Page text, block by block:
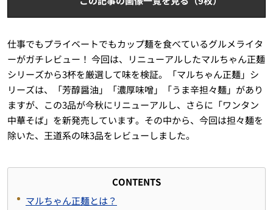
仕事でもプライベートでもカップ麺を食べているグルメライタ
ーがガチレビュー！ 今回は、リニューアルしたマルちゃん正麺
シリーズから3杯を厳選して味を検証。「マルちゃん正麺」シ
リーズは、「芳醇醤油」「濃厚味噌」「うま辛担々麺」があり
ますが、この3品が今秋にリニューアルし、さらに「ワンタン
中華そば」を新発売しています。その中から、今回は担々麺を
除いた、王道系の味3品をレビューしました。
CONTENTS
マルちゃん正麺とは？